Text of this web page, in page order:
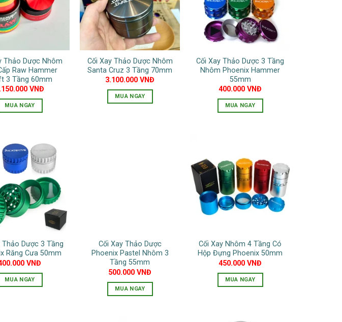
thể.
Các
có
thể
được
chọn
trên
trang
thể.
Các
tùy
chọn
có
thể
được
trên
Thảo Dược Nhôm
Raw Hammer
3 Tầng 60mm
VNĐ
MUA NGAY
có
nhiều
biến
thể.
Các
tùy
thể
được
trên
Cối Xay Thảo Dược Nhôm
Santa Cruz 3 Tầng 70mm
3.100.000VNĐ
MUA NGAY
Cối Xay Thảo Dược 3 Tầng
Nhôm Phoenix Hammer
55mm
400.000VNĐ
MUA NGAY
nhiều
biến
thể.
Các
tùy
thể
được
trên
Thảo Dược 3 Tầng
Răng Cưa 50mm
VNĐ
MUA NGAY
Cối Xay Thảo Dược
Phoenix Pastel Nhôm 3
Tầng 55mm
500.000VNĐ
MUA NGAY
Cối Xay Nhôm 4 Tầng Có
Hộp Đựng Phoenix 50mm
450.000VNĐ
MUA NGAY